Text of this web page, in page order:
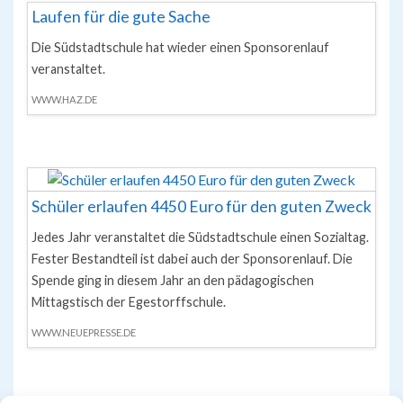
Laufen für die gute Sache
Die Südstadtschule hat wieder einen Sponsorenlauf
veranstaltet.
WWW.HAZ.DE
Schüler erlaufen 4450 Euro für den guten Zweck
Jedes Jahr veranstaltet die Südstadtschule einen Sozialtag.
Fester Bestandteil ist dabei auch der Sponsorenlauf. Die
Spende ging in diesem Jahr an den pädagogischen
Mittagstisch der Egestorffschule.
WWW.NEUEPRESSE.DE